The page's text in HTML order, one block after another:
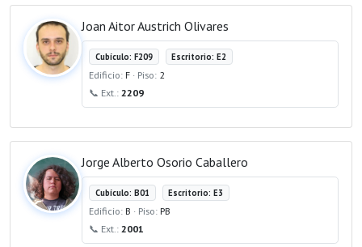
Joan Aitor Austrich Olivares
Cubículo: F209 Escritorio: E2
Edificio: F · Piso: 2
📞 Ext.: 2209
Jorge Alberto Osorio Caballero
Cubículo: B01 Escritorio: E3
Edificio: B · Piso: PB
📞 Ext.: 2001